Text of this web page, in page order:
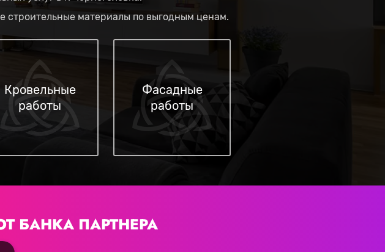
строительные материалы по выгодным ценам.
Кровельные
работы
Фасадные
работы
БАНКА ПАРТНЕРА